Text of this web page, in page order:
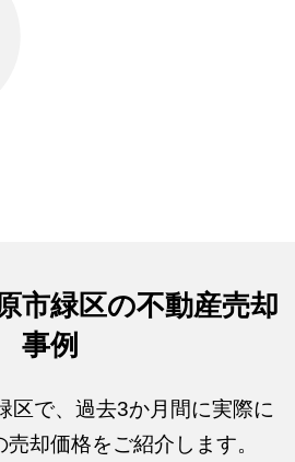
市緑区の不動産売却
事例
区で、過去3か月間に実際に
却価格をご紹介します。